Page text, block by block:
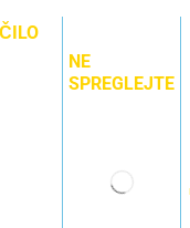
NE
SPREGLEJTE